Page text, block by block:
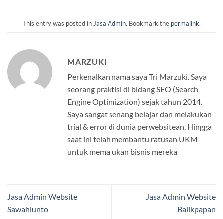
This entry was posted in Jasa Admin. Bookmark the permalink.
MARZUKI
Perkenalkan nama saya Tri Marzuki. Saya
seorang praktisi di bidang SEO (Search
Engine Optimization) sejak tahun 2014.
Saya sangat senang belajar dan melakukan
trial & error di dunia perwebsitean. Hingga
saat ini telah membantu ratusan UKM
untuk memajukan bisnis mereka
Jasa Admin Website
Sawahlunto
Jasa Admin Website
Balikpapan